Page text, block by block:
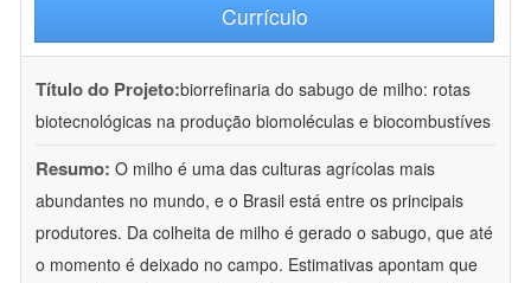
Currículo
Título do Projeto:biorrefinaria do sabugo de milho: rotas
biotecnológicas na produção biomoléculas e biocombustíves
Resumo: O milho é uma das culturas agrícolas mais
abundantes no mundo, e o Brasil está entre os principais
produtores. Da colheita de milho é gerado o sabugo, que até
o momento é deixado no campo. Estimativas apontam que